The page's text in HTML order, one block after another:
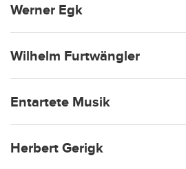
Werner Egk
Wilhelm Furtwängler
Entartete Musik
Herbert Gerigk